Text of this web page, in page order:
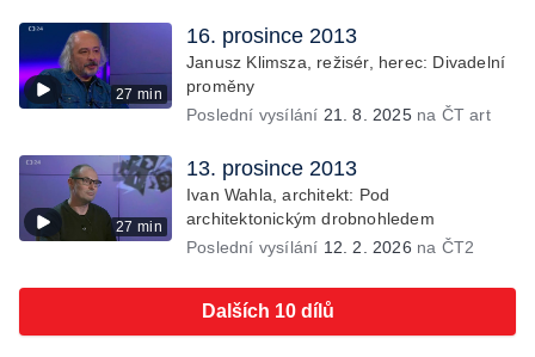
27 min
16. prosince 2013
Janusz Klimsza, režisér, herec: Divadelní
proměny
Poslední vysílání 21. 8. 2025na ČT art
27 min
13. prosince 2013
Ivan Wahla, architekt: Pod
architektonickým drobnohledem
Poslední vysílání 12. 2. 2026 na ČT2
Dalších 10 dílů